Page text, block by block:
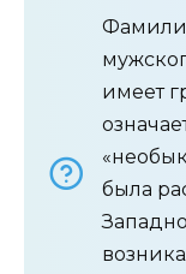
имеет
была